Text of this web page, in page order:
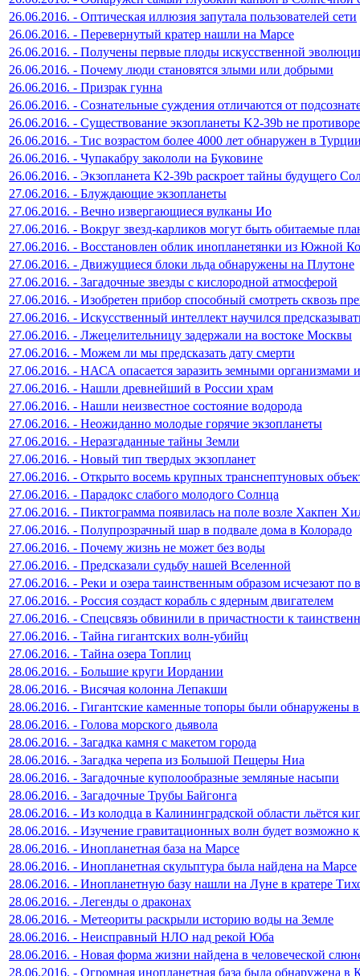
26.06.2016. - Оптическая иллюзия запутала пользователей сети
26.06.2016. - Перевернутый кратер нашли на Марсе
26.06.2016. - Получены первые плоды искусственной
26.06.2016. - Почему люди становятся злыми или добрыми
26.06.2016. - Призрак гунна
26.06.2016. - Сознательные суждения отличаются от
26.06.2016. - Существование экзопланеты K2-39b не
26.06.2016. - Тис возрастом более 4000 лет обнаружен в
26.06.2016. - Чупакабру закололи на Буковине
26.06.2016. - Экзопланета K2-39b раскроет тайны будущего
27.06.2016. - Блуждающие экзопланеты
27.06.2016. - Вечно извергающиеся вулканы Ио
27.06.2016. - Вокруг звезд-карликов могут быть обитаемые
27.06.2016. - Восстановлен облик инопланетянки из Южной
27.06.2016. - Движущиеся блоки льда обнаружены на Плутоне
27.06.2016. - Загадочные звезды с кислородной атмосферой
27.06.2016. - Изобретен прибор способный смотреть сквозь
27.06.2016. - Искусственный интеллект научился
27.06.2016. - Лжецелительницу задержали на востоке Москвы
27.06.2016. - Можем ли мы предсказать дату смерти
27.06.2016. - НАСА опасается заразить земными организмами
27.06.2016. - Нашли древнейший в России храм
27.06.2016. - Нашли неизвестное состояние водорода
27.06.2016. - Неожиданно молодые горячие экзопланеты
27.06.2016. - Неразгаданные тайны Земли
27.06.2016. - Новый тип твердых экзопланет
27.06.2016. - Открыто восемь крупных транснептуновых
27.06.2016. - Парадокс слабого молодого Солнца
27.06.2016. - Пиктограмма появилась на поле возле Хакпен
27.06.2016. - Полупрозрачный шар в подвале дома в Колорадо
27.06.2016. - Почему жизнь не может без воды
27.06.2016. - Предсказали судьбу нашей Вселенной
27.06.2016. - Реки и озера таинственным образом исчезают по
27.06.2016. - Россия создаст корабль с ядерным двигателем
27.06.2016. - Спецсвязь обвинили в причастности к
27.06.2016. - Тайна гигантских волн-убийц
27.06.2016. - Тайна озера Топлиц
28.06.2016. - Большие круги Иордании
28.06.2016. - Висячая колонна Лепакши
28.06.2016. - Гигантские каменные топоры были обнаружены в
28.06.2016. - Голова морского дьявола
28.06.2016. - Загадка камня с макетом города
28.06.2016. - Загадка черепа из Большой Пещеры Ниа
28.06.2016. - Загадочные куполообразные земляные насыпи
28.06.2016. - Загадочные Трубы Байгонга
28.06.2016. - Из колодца в Калининградской области льётся
28.06.2016. - Изучение гравитационных волн будет возможно
28.06.2016. - Инопланетная база на Марсе
28.06.2016. - Инопланетная скульптура была найдена на Марсе
28.06.2016. - Инопланетную базу нашли на Луне в кратере
28.06.2016. - Легенды о драконах
28.06.2016. - Метеориты раскрыли историю воды на Земле
28.06.2016. - Неисправный НЛО над рекой Юба
28.06.2016. - Новая форма жизни найдена в человеческой
28.06.2016. - Огромная инопланетная база была обнаружена в